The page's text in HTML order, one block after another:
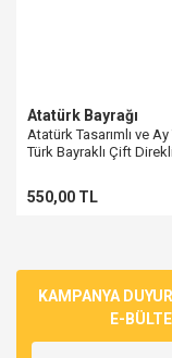
Atatürk Bayrağı
Atatürk Tasarımlı ve Ay
Türk Bayraklı Çift
550,00 TL
KAMPANYA
E-